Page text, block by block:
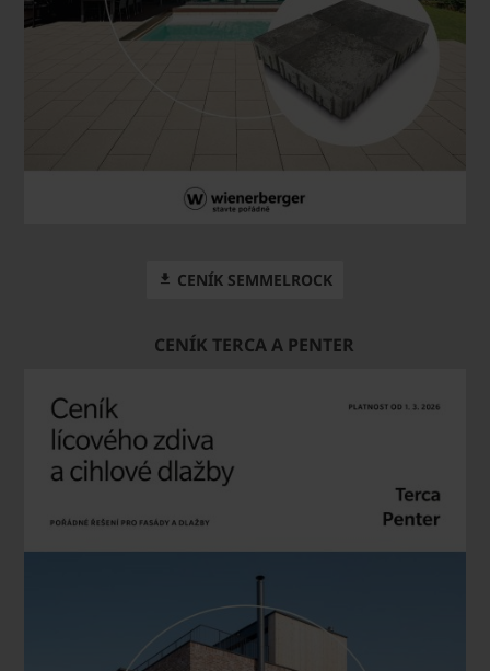
CENÍK SEMMELROCK
CENÍK TERCA A PENTER